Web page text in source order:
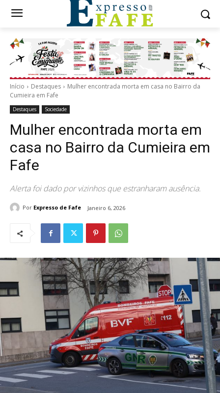
Início Destaques
Mulher encontrada morta em casa no Bairro da
Cumieira em Fafe
Destaques Sociedade
Mulher encontrada morta em
casa no Bairro da Cumieira em
Fafe
Alerta foi dado por vizinhos que estranharam ausência.
Por Expresso de Fafe Janeiro 6, 2026